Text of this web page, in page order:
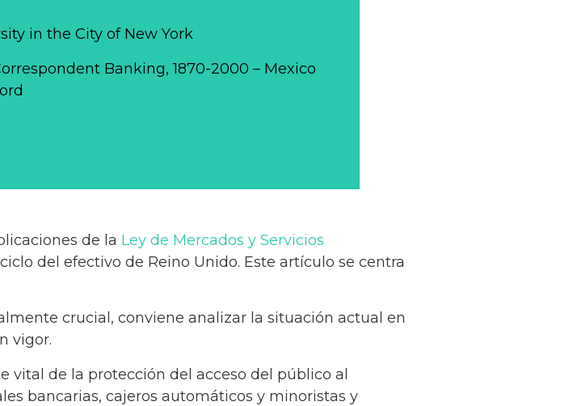
in the City of New York
Banking, 1870-2000 – Mexico
de la Ley de Mercados y Servicios
del efectivo de Reino Unido. Este artículo se centra
crucial, conviene analizar la situación actual en
vigor.
vital de la protección del acceso del público al
bancarias, cajeros automáticos y minoristas y